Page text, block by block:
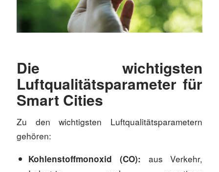
Die wichtigsten
Luftqualitätsparameter für
Smart Cities
Zu den wichtigsten Luftqualitätsparametern
gehören:
Kohlenstoffmonoxid (CO): aus Verkehr,